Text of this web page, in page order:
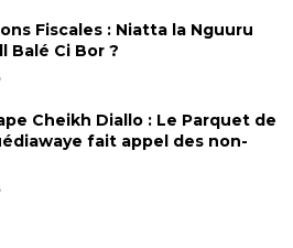
Fiscales : Niatta la Nguuru
Balé Ci Bor ?
Cheikh Diallo : Le Parquet de
fait appel des non-